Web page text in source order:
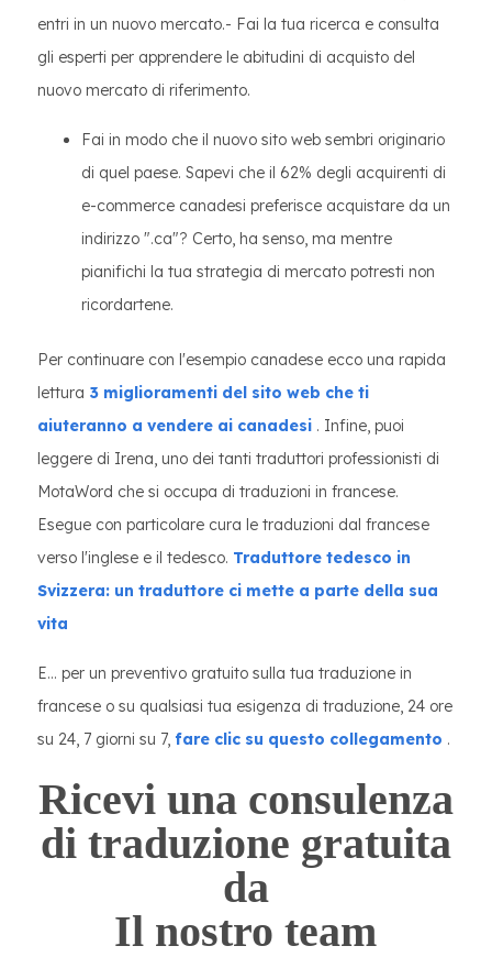
entri in un nuovo mercato.- Fai la tua ricerca e consulta
gli esperti per apprendere le abitudini di acquisto del
nuovo mercato di riferimento.
Fai in modo che il nuovo sito web sembri originario
di quel paese. Sapevi che il 62% degli acquirenti di
e-commerce canadesi preferisce acquistare da un
indirizzo ".ca"? Certo, ha senso, ma mentre
pianifichi la tua strategia di mercato potresti non
ricordartene.
Per continuare con l'esempio canadese ecco una rapida
lettura 3 miglioramenti del sito web che ti
aiuteranno a vendere ai canadesi . Infine, puoi
leggere di Irena, uno dei tanti traduttori professionisti di
MotaWord che si occupa di traduzioni in francese.
Esegue con particolare cura le traduzioni dal francese
verso l'inglese e il tedesco. Traduttore tedesco in
Svizzera: un traduttore ci mette a parte della sua
vita
E... per un preventivo gratuito sulla tua traduzione in
francese o su qualsiasi tua esigenza di traduzione, 24 ore
su 24, 7 giorni su 7, fare clic su questo collegamento .
Ricevi una consulenza
di traduzione gratuita
da
Il nostro team